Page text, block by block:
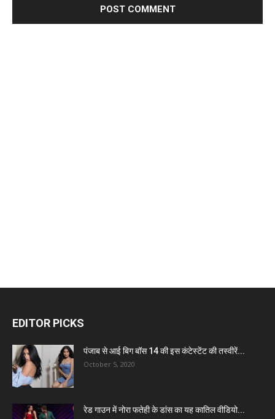
EDITOR PICKS
पंजाब से आई बिग बॉस 14 की इस कंटेस्टेंट की तस्वीरें...
October 5, 2020
रेड गाउन में नोरा फतेही के डांस का यह कातिल वीडियो...